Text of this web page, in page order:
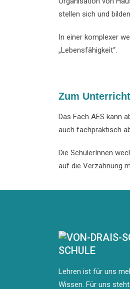
stellen sich und
In einer komplexer
„Lebensfähigkeit“.
Zum
Das Fach AES kann
auch fachpraktisch
Die SchülerInnen
auf die Verzahnung
SCHULE
Lehren ist für uns
Wissen. Für uns